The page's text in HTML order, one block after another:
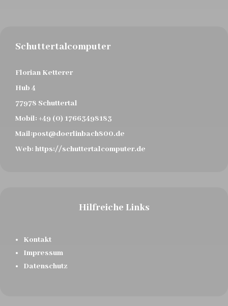
Schuttertalcomputer
Florian Ketterer
Hub 4
77978 Schuttertal
Mobil: +49 (0) 17663498183
Mail:post@doerlinbach800.de
Web: https://schuttertalcomputer.de
Hilfreiche Links
Kontakt
Impressum
Datenschutz